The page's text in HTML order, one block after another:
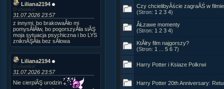
Liliana2194
O choinka!
31.07.2026 23:57
z innymi, bo brakowaÂło mi
pomysÂłĂłw, bo pogorszyÂła siĂŞ
moja sytuacja psychiczna i bo LYS
zniknĂŞÂła bez sÂłowa
Liliana2194
O choinka!
31.07.2026 23:57
Nie cierpiĂŞ urodzin
Czy chcielibyÂście zagraĂŚ w
(Stron: 1 2 3 4)
ÂŁzawe momenty
(Stron: 1 2 3 4)
KtĂłry film najgorszy?
(Stron: 1 5 6 7)
Harry Potter i Ksiaze Polkrwi
Harry Potter 20th Anniversary: